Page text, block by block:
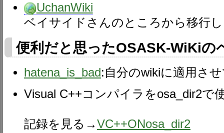
UchanWiki
ベイサイドさんのところから移行
便利だと思ったOSASK-WiKiの
hatena_is_bad:自分のwikiに適用さ
Visual C++コンパイラをosa_dir2で
記録を見る→VC++ONosa_dir2